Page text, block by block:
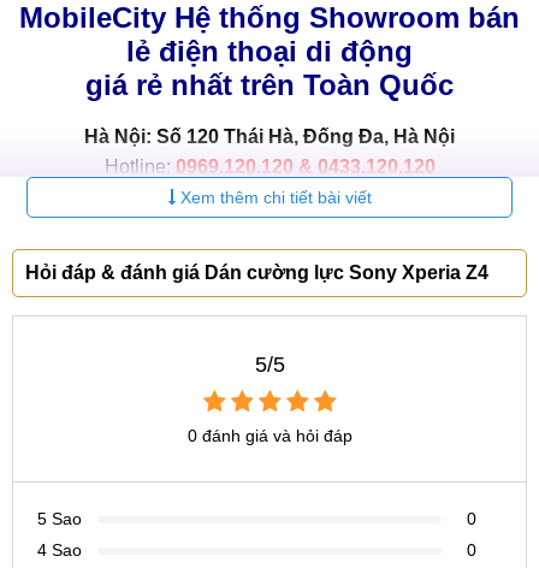
MobileCity Hệ thống Showroom bán
lẻ điện thoại di động
giá rẻ nhất trên Toàn Quốc
Hà Nội: Số 120 Thái Hà, Đống Đa, Hà Nội
Hotline: 0969.120.120 & 0433.120.120
HCM: Số 123 Trần Quang Khải, Q.1, P.Tân Định, TP.HCM
Hotline:0965.123.123 & 0822.300.600
Xem thêm chi tiết bài viết
Hỏi đáp & đánh giá Dán cường lực Sony Xperia Z4
5/5
0 đánh giá và hỏi đáp
5 Sao
0
4 Sao
0